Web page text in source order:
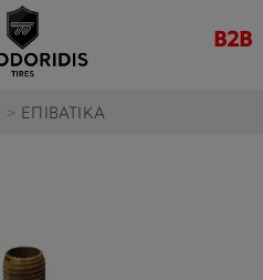
B2B
> ΕΠΙΒΑΤΙΚΑ